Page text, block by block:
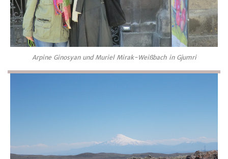
Arpine Ginosyan und Muriel Mirak-Weißbach in Gjumri